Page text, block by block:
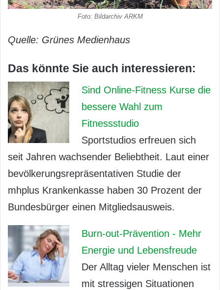
Foto: Bildarchiv ARKM
Quelle: Grünes Medienhaus
Das könnte Sie auch interessieren:
Sind Online-Fitness Kurse die
bessere Wahl zum
Fitnessstudio
Sportstudios erfreuen sich
seit Jahren wachsender Beliebtheit. Laut einer
bevölkerungsrepräsentativen Studie der
mhplus Krankenkasse haben 30 Prozent der
Bundesbürger einen Mitgliedsausweis.
Burn-out-Prävention - Mehr
Energie und Lebensfreude
Der Alltag vieler Menschen ist
mit stressigen Situationen